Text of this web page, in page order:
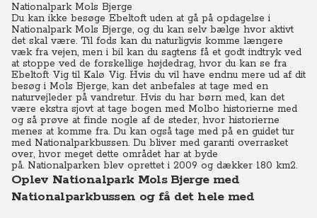
Nationalpark Mols Bjerge
Du kan ikke besøge Ebeltoft uden at gå på opdagelse i
Nationalpark Mols Bjerge, og du kan selv bælge hvor aktivt
det skal være. Til fods kan du naturligvis komme længere
væk fra vejen, men i bil kan du sagtens få et godt indtryk ved
at stoppe ved de forskellige højdedrag, hvor du kan se fra
Ebeltoft Vig til Kalø Vig. Hvis du vil have endnu mere ud af dit
besøg i Mols Bjerge, kan det anbefales at tage med en
naturvejleder på vandretur. Hvis du har børn med, kan det
være ekstra sjovt at tage bogen med Molbo historierne med
og så prøve at finde nogle af de steder, hvor historierne
menes at komme fra. Du kan også tage med på en guidet tur
med Nationalparkbussen. Du bliver med garanti overrasket
over, hvor meget dette området har at byde
på. Nationalparken blev oprettet i 2009 og dækker 180 km2.
Oplev Nationalpark Mols Bjerge med
Nationalparkbussen og få det hele med